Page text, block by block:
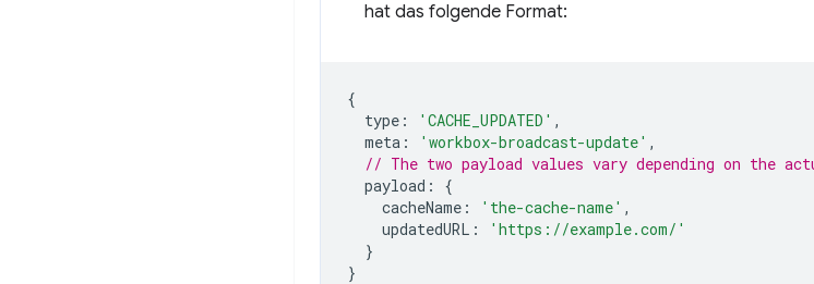
hat das folgende Format:
{
type : 'CACHE_UPDATED' ,
meta : 'workbox-broadcast-update' ,
// The two payload values vary depending on the
payload :
{
cacheName : 'the-cache-name' ,
updatedURL :
'https://example.com/'
}
}